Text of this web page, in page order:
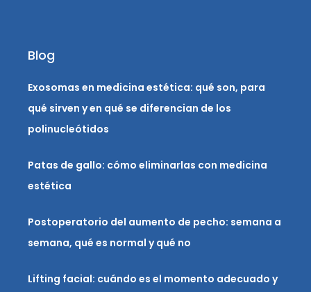
Blog
Exosomas en medicina estética: qué son, para
qué sirven y en qué se diferencian de los
polinucleótidos
Patas de gallo: cómo eliminarlas con medicina
estética
Postoperatorio del aumento de pecho: semana a
semana, qué es normal y qué no
Lifting facial: cuándo es el momento adecuado y